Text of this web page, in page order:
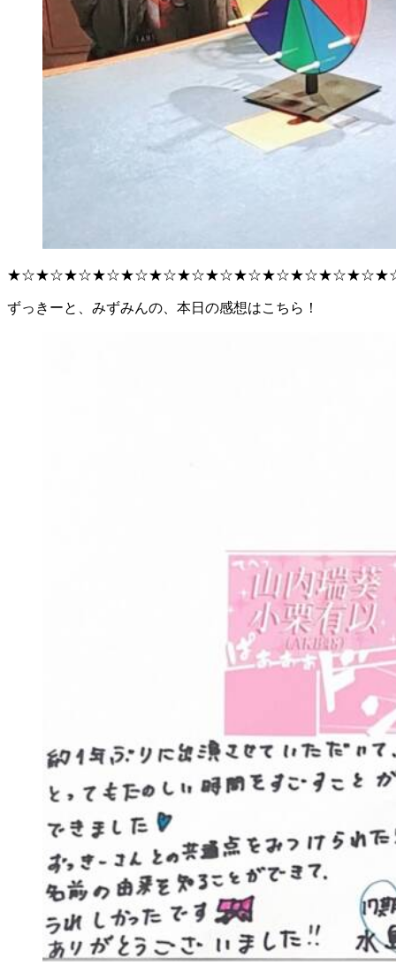
ずっきーと、みずみんの、本日の感想はこちら！